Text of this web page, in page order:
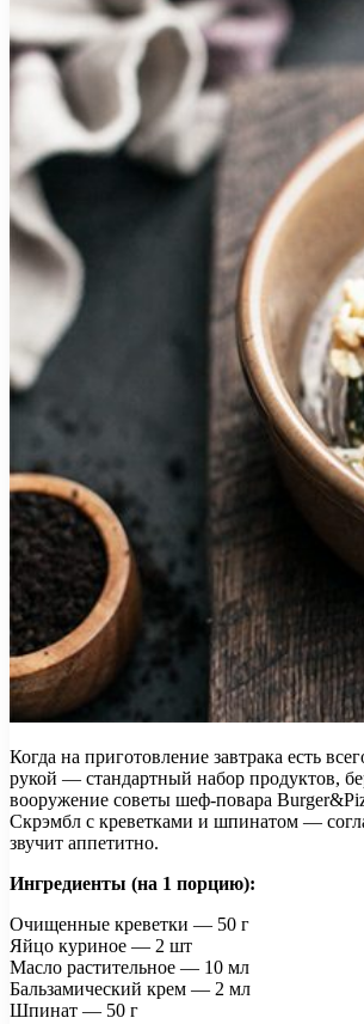
Когда на приготовление завтрака есть
рукой — стандартный набор продуктов,
вооружение советы шеф-повара
Скрэмбл с креветками и шпинатом —
звучит аппетитно.
Ингредиенты (на 1 порцию):
Очищенные креветки — 50 г
Яйцо куриное — 2 шт
Масло растительное — 10 мл
Бальзамический крем — 2 мл
Шпинат — 50 г